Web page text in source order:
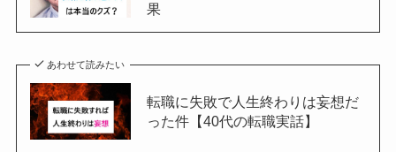
果
あわせて読みたい
転職に失敗で人生終わりは妄想だ
った件【40代の転職実話】